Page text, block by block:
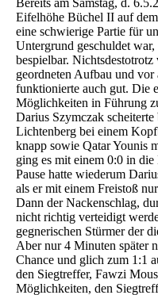
Eifelhöhe Büchel II auf
eine schwierige Partie für
Untergrund geschuldet
bespielbar.
geordneten Aufbau und
funktionierte auch gut. Die
Möglichkeiten in Führung
Darius Szymczak
Lichtenberg bei einem
knapp sowie Qatar Younis
ging es mit einem 0:0 in
Pause hatte wiederum
als er mit einem Freistoß
Dann der Nackenschlag,
nicht richtig verteidigt
gegnerischen Stürmer der
Aber nur 4 Minuten später
Chance und glich zum 1:1
den Siegtreffer, Fawzi
Möglichkeiten, den